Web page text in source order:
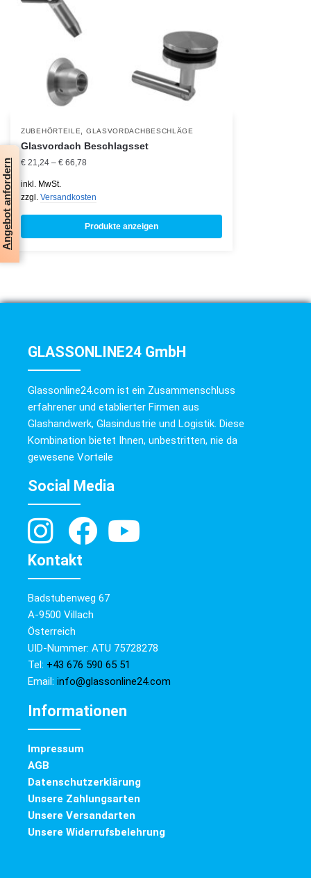
Angebot anfordern
ZUBEHÖRTEILE, GLASVORDACHBESCHLÄGE
Glasvordach Beschlagsset
€ 21,24 – € 66,78
inkl. MwSt.
zzgl. Versandkosten
Produkte anzeigen
GLASSONLINE24 GmbH
Glassonline24.com ist ein Zusammenschluss
erfahrener und etablierter Firmen aus
Glashandwerk, Glasindustrie und Logistik. Diese
Kombination bietet Ihnen, unbestritten, nie da
gewesene Vorteile
Social Media
Kontakt
Badstubenweg 67
A-9500 Villach
Österreich
UID-Nummer: ATU 75728278
Tel: +43 676 590 65 51
Email: info@glassonline24.com
Informationen
Impressum
AGB
Datenschutzerklärung
Unsere Zahlungsarten
Unsere Versandarten
Unsere Widerrufsbelehrung